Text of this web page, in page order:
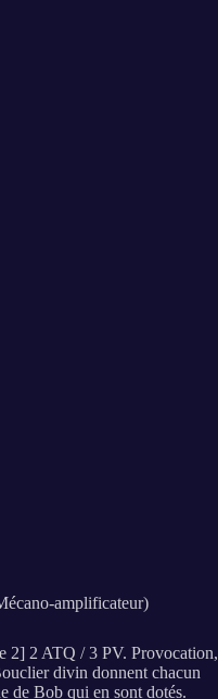
amplificateur)
2] 2 ATQ / 3 PV. Provocation,
divin donnent chacun
de Bob qui en sont dotés.